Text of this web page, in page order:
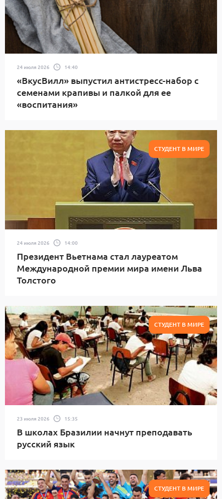
24 июля 2026 14:40
«ВкусВилл» выпустил антистресс-набор с
семенами крапивы и палкой для ее
«воспитания»
СТУДЕНТ В МИРЕ
24 июля 2026 14:00
Президент Вьетнама стал лауреатом
Международной премии мира имени Льва
Толстого
СТУДЕНТ В МИРЕ
23 июля 2026 15:35
В школах Бразилии начнут преподавать
русский язык
СТУДЕНТ В МИРЕ